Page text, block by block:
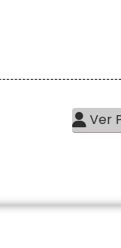
Ver